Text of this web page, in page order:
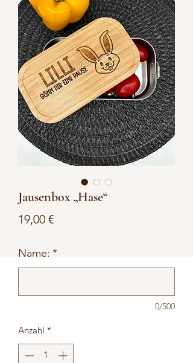
Jausenbox „Hase“
19,00 €Preis
Name: *
0/500
Anzahl *